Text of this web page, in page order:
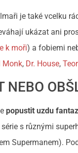
je také vcelku
ukázat ani
k moři) a fobiemi
Monk, Dr. House,
NEBO
popustit uzdu
s různými
Supermanem).